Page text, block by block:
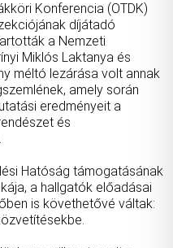
Konferencia (OTDK)
díjátadó
a Nemzeti
Miklós Laktanya és
méltó lezárása volt annak
amely során
eredményeit a
és
Hatóság támogatásának
a hallgatók előadásai
is követhetővé váltak: